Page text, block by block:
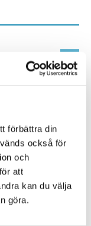
förbättra din
också för
och
att
kan du välja
göra.
1645